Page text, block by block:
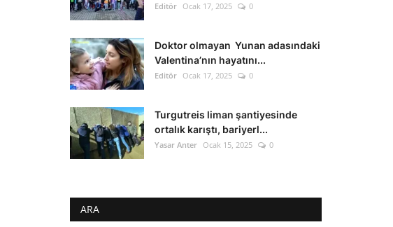
Editör Ocak 17, 2025 0
Doktor olmayan Yunan adasındaki
Valentina’nın hayatını...
Editör Ocak 17, 2025 0
Turgutreis liman şantiyesinde
ortalık karıştı, bariyerl...
Yasar Anter Ocak 15, 2025 0
ARA